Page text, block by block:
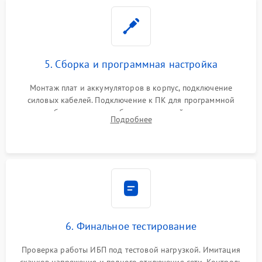
5. Сборка и программная настройка
Монтаж плат и аккумуляторов в корпус, подключение
силовых кабелей. Подключение к ПК для программной
калибровки констант батареи, настройки порогов
срабатывания AVR и сброса счетчиков старения АКБ.
Подробнее
6. Финальное тестирование
Проверка работы ИБП под тестовой нагрузкой. Имитация